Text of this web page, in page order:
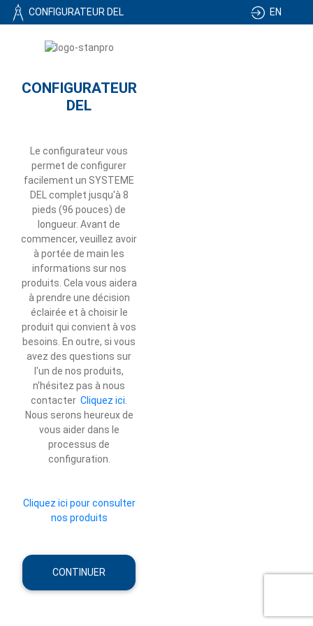
CONFIGURATEUR DEL
EN
CONFIGURATEUR
DEL
Le configurateur vous
permet de configurer
facilement un SYSTEME
DEL complet jusqu'à 8
pieds (96 pouces) de
longueur. Avant de
commencer, veuillez avoir
à portée de main les
informations sur nos
produits. Cela vous aidera
à prendre une décision
éclairée et à choisir le
produit qui convient à vos
besoins. En outre, si vous
avez des questions sur
l'un de nos produits,
n'hésitez pas à nous
contacter Cliquez ici
Nous serons heureux de
vous aider dans le
processus de
configuration.
Cliquez ici pour consulter
nos produits
CONTINUER